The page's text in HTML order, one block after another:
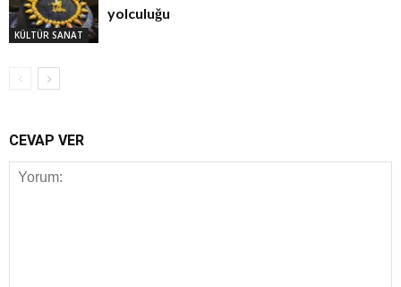
KÜLTÜR SANAT
yolculuğu
CEVAP VER